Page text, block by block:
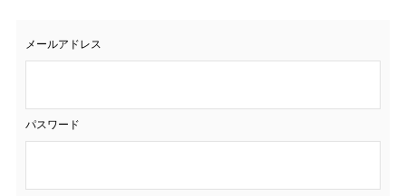
メールアドレス
パスワード